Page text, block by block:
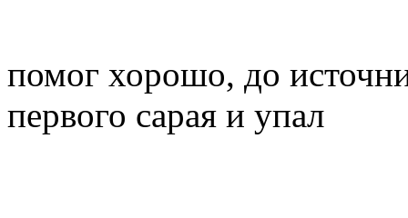
помог хорошо, до
первого сарая и упал